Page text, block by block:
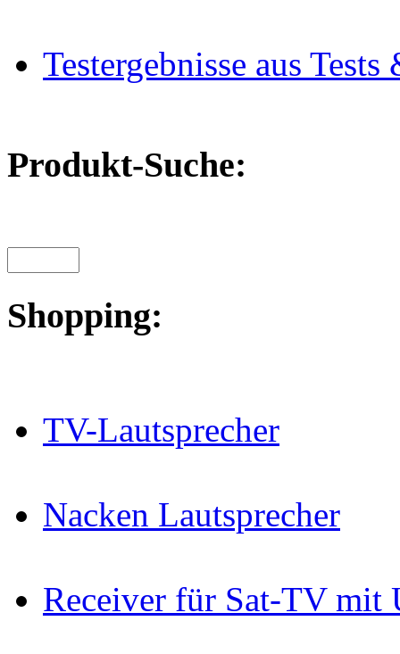
Testergebnisse aus
Produkt-Suche:
Shopping:
TV-Lautsprecher
Nacken Lautsprecher
Receiver für Sat-TV mit